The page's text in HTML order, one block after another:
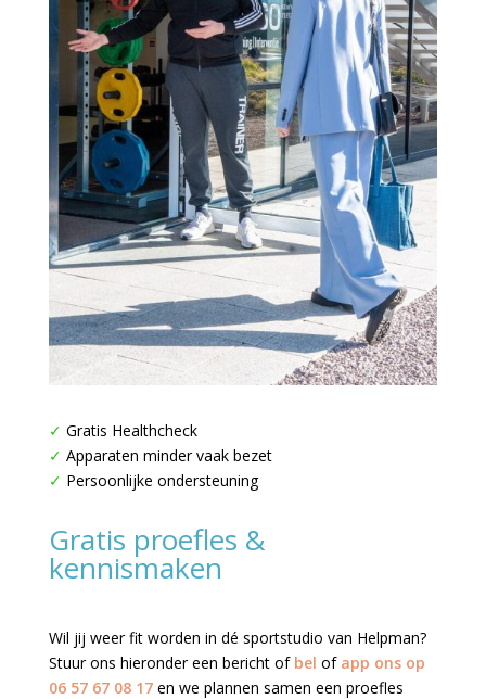
✓ Gratis Healthcheck
✓ Apparaten minder vaak bezet
✓ Persoonlijke ondersteuning
Gratis proefles &
kennismaken
Wil jij weer fit worden in dé sportstudio van Helpman?
Stuur ons hieronder een bericht of bel of app ons op
06 57 67 08 17en we plannen samen een proefles